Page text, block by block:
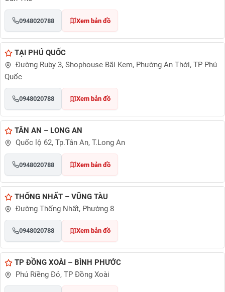
0948020788 Xem bản đồ
TẠI PHÚ QUỐC
Đường Ruby 3, Shophouse Bãi Kem, Phường An Thới, TP Phú
Quốc
0948020788 Xem bản đồ
TÂN AN – LONG AN
Quốc lộ 62, Tp.Tân An, T.Long An
0948020788 Xem bản đồ
THỐNG NHẤT – VŨNG TÀU
Đường Thống Nhất, Phường 8
0948020788 Xem bản đồ
TP ĐỒNG XOÀI – BÌNH PHƯỚC
Phú Riềng Đỏ, TP Đồng Xoài